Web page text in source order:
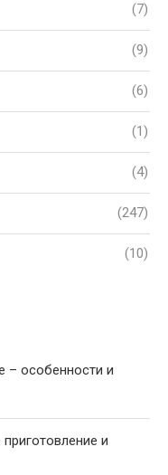
(7)
(9)
(6)
(1)
(4)
(247)
(10)
– особенности и
и